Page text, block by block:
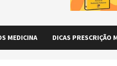
MEDICINA DICAS PRESCRIÇÃO